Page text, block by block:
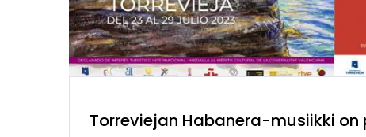
Torreviejan Habanera-musiikki on